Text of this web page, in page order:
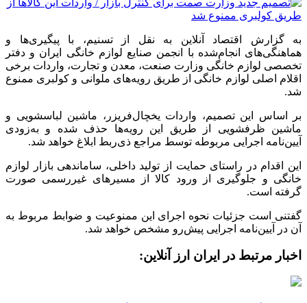
به گزارش اقتصاد آنلاین به نقل از تسنیم، با پیگیری‌ها و
هماهنگی‌های انجام‌شده با انجمن صنایع لوازم خانگی ایران و دفتر
تخصصی لوازم خانگی وزارت صنعت، معدن و تجارت، واردات برخی
اقلام اصلی لوازم خانگی از طریق رویه‌های ملوانی و کولبری ممنوع
شد.
بر اساس این تصمیم، واردات یخچال‌فریزر، ماشین لباسشویی و
ماشین ظرفشویی از طریق این رویه‌ها حذف شده و به‌زودی
آیین‌نامه اجرایی مربوطه توسط مراجع ذی‌ربط ابلاغ خواهد شد.
این اقدام در راستای حمایت از تولید داخلی، ساماندهی بازار لوازم
خانگی و جلوگیری از ورود کالا از مسیرهای غیررسمی صورت
گرفته است.
گفتنی است جزئیات نحوه اجرای این ممنوعیت و ضوابط مربوط به
آن در آیین‌نامه اجرایی پیش‌رو مشخص خواهد شد.
اخبار مرتبط در ایران ارز آنلاین: